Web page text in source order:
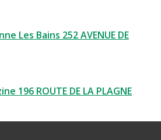
Les Bains 252 AVENUE DE
196 ROUTE DE LA PLAGNE